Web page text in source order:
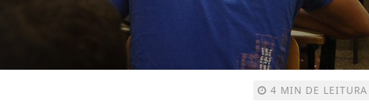
4 MIN DE LEITURA